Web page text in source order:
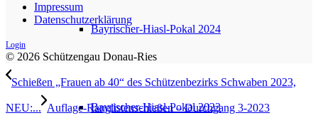
Bayrischer-Hiasl-Pokal 2024
Bayrischer-Hiasl-Pokal 2023
Impressum
Datenschutzerklärung
Login
© 2026 Schützengau Donau-Ries
Schießen „Frauen ab 40“ des Schützenbezirks Schwaben 2023,
NEU:... Auflage-Ranglistenschießen – Durchgang 3-2023